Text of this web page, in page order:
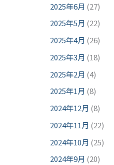
2025年6月 (27)
2025年5月 (22)
2025年4月 (26)
2025年3月 (18)
2025年2月 (4)
2025年1月 (8)
2024年12月 (8)
2024年11月 (22)
2024年10月 (25)
2024年9月 (20)